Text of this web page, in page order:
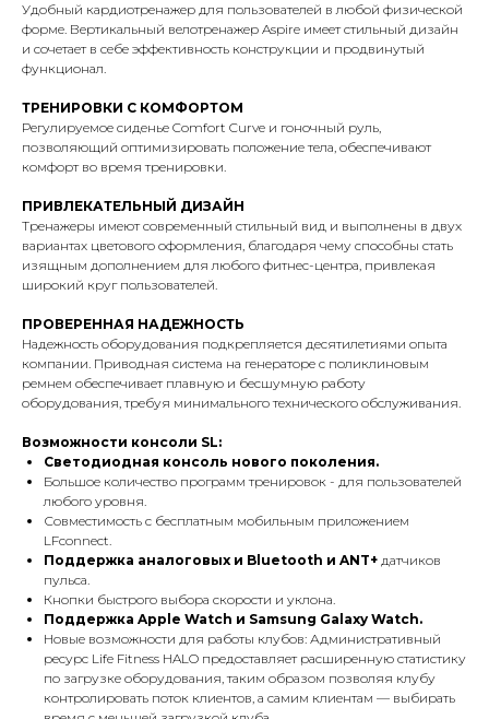
Удобный кардиотренажер для пользователей в любой физической
форме. Вертикальный велотренажер Aspire имеет стильный дизайн
и сочетает в себе эффективность конструкции и продвинутый
функционал.
ТРЕНИРОВКИ С КОМФОРТОМ
Регулируемое сиденье Comfort Curve и гоночный руль,
позволяющий оптимизировать положение тела, обеспечивают
комфорт во время тренировки.
ПРИВЛЕКАТЕЛЬНЫЙ ДИЗАЙН
Тренажеры имеют современный стильный вид и выполнены в двух
вариантах цветового оформления, благодаря чему способны стать
изящным дополнением для любого фитнес-центра, привлекая
широкий круг пользователей.
ПРОВЕРЕННАЯ НАДЕЖНОСТЬ
Надежность оборудования подкрепляется десятилетиями опыта
компании. Приводная система на генераторе с поликлиновым
ремнем обеспечивает плавную и бесшумную работу
оборудования, требуя минимального технического обслуживания.
Возможности консоли SL:
Светодиодная консоль нового поколения.
Большое количество программ тренировок - для пользователей
любого уровня.
Совместимость с бесплатным мобильным приложением
LFconnect.
Поддержка аналоговых и Bluetooth и ANT+ датчиков
пульса.
Кнопки быстрого выбора скорости и уклона.
Поддержка Apple Watch и Samsung Galaxy Watch.
Новые возможности для работы клубов: Административный
ресурс Life Fitness HALO предоставляет расширенную статистику
по загрузке оборудования, таким образом позволяя клубу
контролировать поток клиентов, а самим клиентам — выбирать